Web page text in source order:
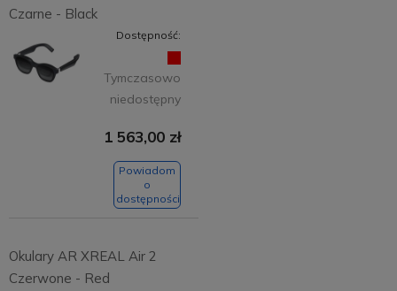
Czarne - Black
Dostępność:
Tymczasowo
niedostępny
1 563,00 zł
Powiadom
o
dostępności
Okulary AR XREAL Air 2
Czerwone - Red